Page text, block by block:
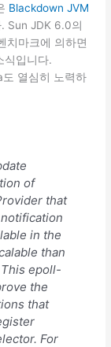
Blackdown JVM
Sun JDK 6.0의
치마크에 의하면
식입니다.
열심히 노력하
of
that
in the
than
epoll-
the
that
For